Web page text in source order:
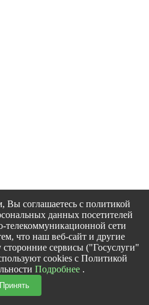
Вы соглашаетесь с политикой
данных посетителей
телекоммуникационной сети
что наш веб-сайт и другие
сервисы ("Госуслуги"
cookies с Политикой
Подробнее .
Принять